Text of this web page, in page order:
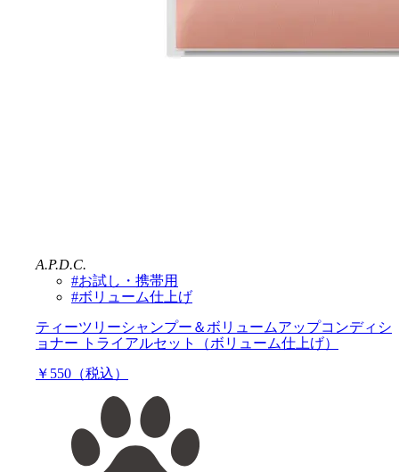
A.P.D.C.
#お試し・携帯用
#ボリューム仕上げ
ティーツリーシャンプー＆ボリュームアップコンディシ
ョナー トライアルセット（ボリューム仕上げ）
￥550（税込）